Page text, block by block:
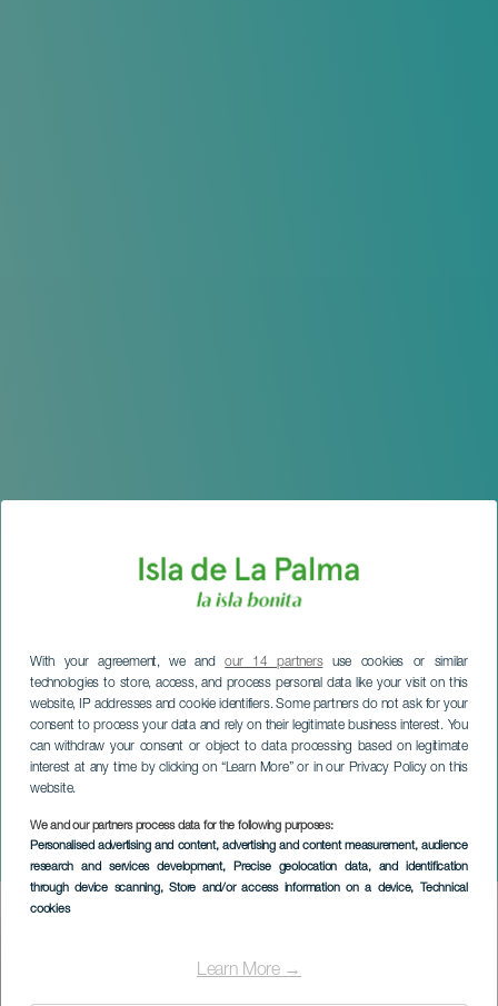
With your agreement, we andour 14 partnersuse cookies or similar
technologies to store, access, and process personal data like your visit on this
website, IP addresses and cookie identifiers. Some partners do not ask for your
consent to process your data and rely on their legitimate business interest. You
can withdraw your consent or object to data processing based on legitimate
interest at any time by clicking on “Learn More” or in our Privacy Policy on this
website.
We and our partners process data for the following purposes:
Personalised advertising and content, advertising and content measurement, audience
research and services development, Precise geolocation data, and identification
through device scanning, Store and/or access information on a device, Technical
cookies
Learn More →
Magien ved ost
LA PALMA
Imagen